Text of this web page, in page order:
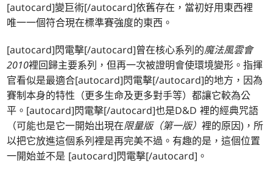
[autocard]變巨術[/autocard]依舊存在，當初好用東西裡
唯一一個符合現在標準賽強度的東西。
[autocard]閃電擊[/autocard]曾在核心系列的魔法風雲會
2010裡回歸主要系列，但再一次被證明會使環境變形。指揮
官看似是最適合[autocard]閃電擊[/autocard]的地方，因為
賽制本身的特性（更多生命及更多對手等）都讓它較為公
平。[autocard]閃電擊[/autocard]也是D&D 裡的經典咒語
（可能也是它一開始出現在限量版（第一版）裡的原因)，所
以把它放進這個系列裡是再完美不過。有趣的是，這個位置
一開始並不是 [autocard]閃電擊[/autocard]。